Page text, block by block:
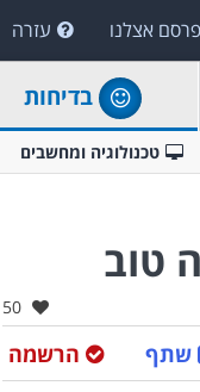
פרסם אצלנו עזרה
בדיחות
טכנולוגיה ומחשבים
אהבו:
50
הרשמה שתף